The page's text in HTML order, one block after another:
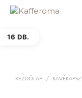
16 DB.
KEZDŐLAP /